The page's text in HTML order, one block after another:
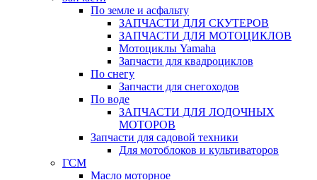
По земле и асфальту
ЗАПЧАСТИ ДЛЯ СКУТЕРОВ
ЗАПЧАСТИ ДЛЯ МОТОЦИКЛОВ
Мотоциклы Yamaha
Запчасти для квадроциклов
По снегу
Запчасти для снегоходов
По воде
ЗАПЧАСТИ ДЛЯ ЛОДОЧНЫХ
МОТОРОВ
Запчасти для садовой техники
Для мотоблоков и культиваторов
ГСМ
Масло моторное